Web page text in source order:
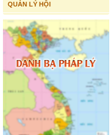
QUẢN LÝ HỘI